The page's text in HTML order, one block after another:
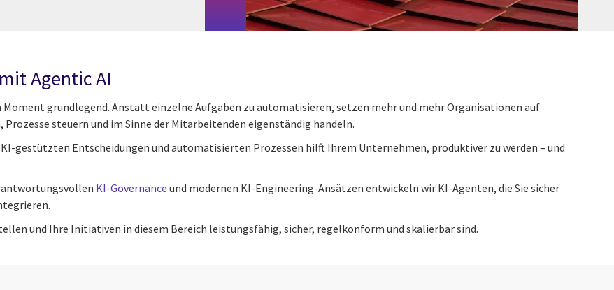
Agentic AI
grundlegend. Anstatt einzelne Aufgaben zu automatisieren, setzen mehr und mehr Organisationen auf
steuern und im Sinne der Mitarbeitenden eigenständig handeln.
gestützten Entscheidungen und automatisierten Prozessen hilft Ihrem Unternehmen, produktiver zu werden – und
KI-Governance und modernen KI-Engineering-Ansätzen entwickeln wir KI-Agenten, die Sie sicher
und Ihre Initiativen in diesem Bereich leistungsfähig, sicher, regelkonform und skalierbar sind.